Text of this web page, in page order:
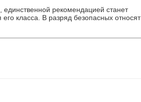
рекомендацией станет
класса. В разряд безопасных относят